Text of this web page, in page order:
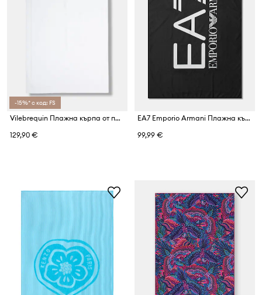
-15%* с код: FS
Vilebrequin Плажна кърпа от памук SAND
129,90 €
EA7 Emporio Armani Плажна кърпа
99,99 €